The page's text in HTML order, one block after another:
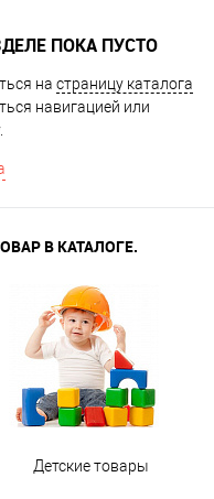
ПОКА ПУСТО
на страницу каталога
навигацией или
В КАТАЛОГЕ.
Детские товары